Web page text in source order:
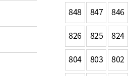
『안심상속』 원스톱 서비
848
847
846
826
825
824
804
803
802